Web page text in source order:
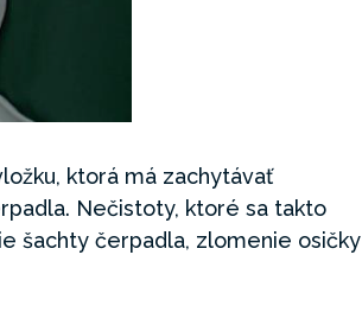
ktorá má zachytávať
Nečistoty, ktoré sa takto
šachty čerpadla, zlomenie osičky